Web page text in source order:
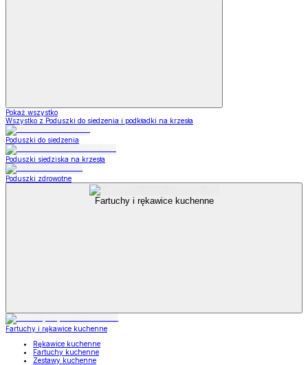
Pokaż wszystko
Wszystko z Poduszki do siedzenia i podkładki na krzesła
Poduszki do siedzenia
Poduszki siedziska na krzesła
Poduszki zdrowotne
Fartuchy i rękawice kuchenne
Fartuchy i rękawice kuchenne
Rękawice kuchenne
Fartuchy kuchenne
Zestawy kuchenne